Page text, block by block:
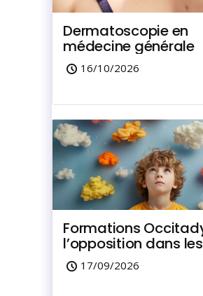
Dermatoscopie en
médecine générale
16/10/2026
Formations
l’opposition dans les
troubles de l’enfant
l’adolescent
17/09/2026